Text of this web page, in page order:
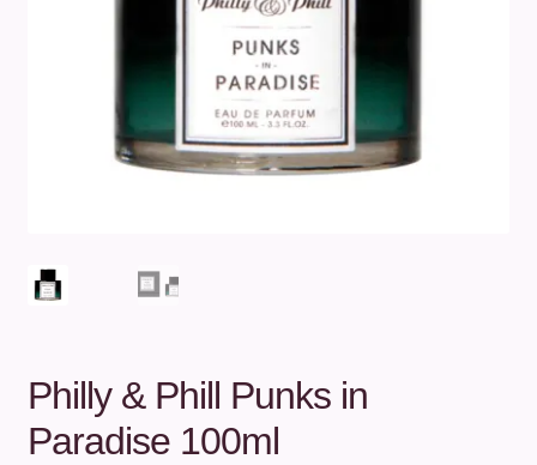
Philly & Phill Punks in
Paradise 100ml